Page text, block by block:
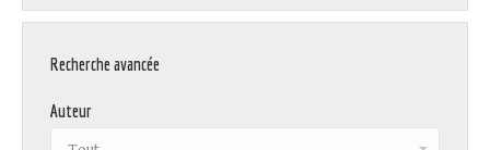
Recherche avancée
Auteur